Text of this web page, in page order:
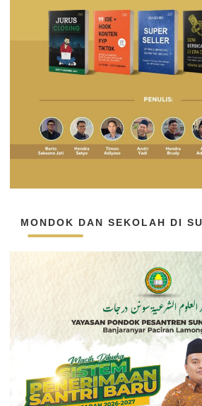
MONDOK DAN SEKOLAH DI